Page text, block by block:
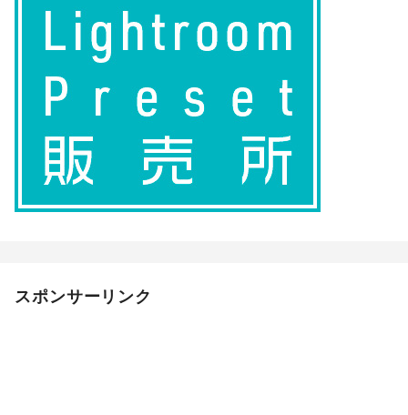
スポンサーリンク